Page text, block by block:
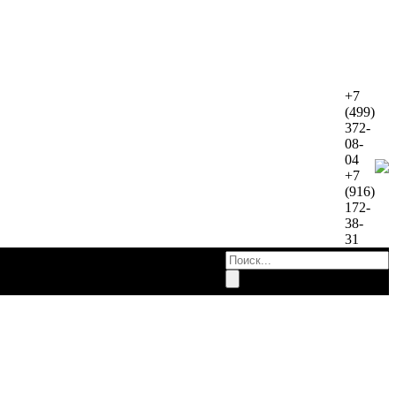
+7
(499)
372-
08-
04
+7
(916)
172-
38-
31